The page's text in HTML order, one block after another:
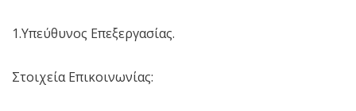
1.Υπεύθυνος Επεξεργασίας.
Στοιχεία Επικοινωνίας: